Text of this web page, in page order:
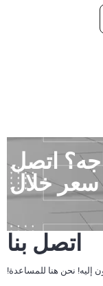
اتصل
خلال
اتصل بنا
إليه! نحن هنا للمساعدة!